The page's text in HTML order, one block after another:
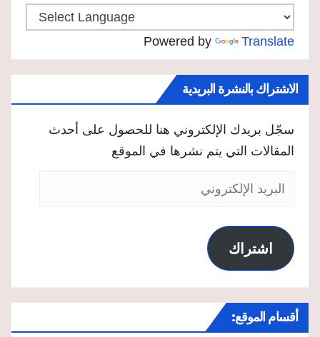
Powered by Translate
الاشتراك بالنشرة البريدية
سجّل بريدك الإلكتروني هنا للحصول على أحدث
المقالات التي يتم نشرها في الموقع
البريد
اشتراك
أقسام الموقع: